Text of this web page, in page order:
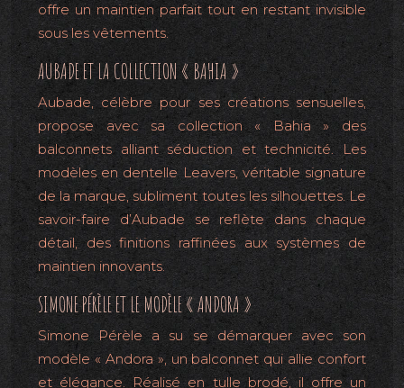
offre un maintien parfait tout en restant invisible
sous les vêtements.
AUBADE ET LA COLLECTION « BAHIA »
Aubade, célèbre pour ses créations sensuelles,
propose avec sa collection « Bahia » des
balconnets alliant séduction et technicité. Les
modèles en dentelle Leavers, véritable signature
de la marque, subliment toutes les silhouettes. Le
savoir-faire d’Aubade se reflète dans chaque
détail, des finitions raffinées aux systèmes de
maintien innovants.
SIMONE PÉRÈLE ET LE MODÈLE « ANDORA »
Simone Pérèle a su se démarquer avec son
modèle « Andora », un balconnet qui allie confort
et élégance. Réalisé en tulle brodé, il offre un